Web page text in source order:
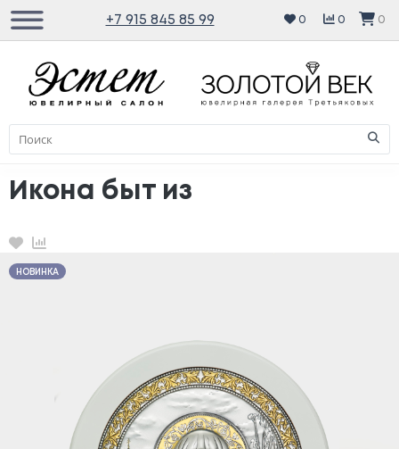
+7 915 845 85 99 0 0 0
Икона быт из
Избранное
Сравнение
НОВИНКА